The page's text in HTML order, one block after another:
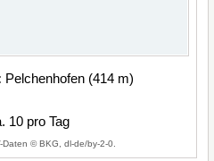
Pelchenhofen (414 m)
10 pro Tag
Daten © BKG, dl-de/by-2-0.